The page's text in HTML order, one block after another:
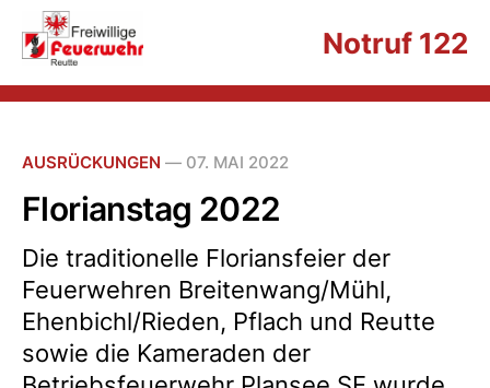
Notruf 122
AUSRÜCKUNGEN — 07. MAI 2022
Florianstag 2022
Die traditionelle Floriansfeier der
Feuerwehren Breitenwang/Mühl,
Ehenbichl/Rieden, Pflach und Reutte
sowie die Kameraden der